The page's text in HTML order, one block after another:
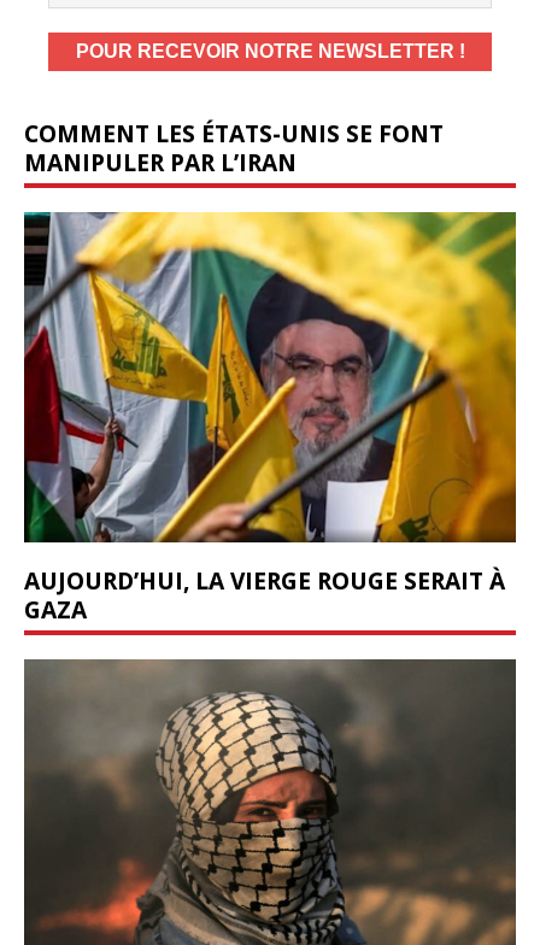
COMMENT LES ÉTATS-UNIS SE FONT
MANIPULER PAR L’IRAN
AUJOURD’HUI, LA VIERGE ROUGE SERAIT À
GAZA